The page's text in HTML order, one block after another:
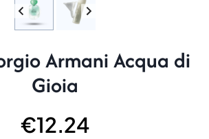
Armani Acqua di
Gioia
€12.24